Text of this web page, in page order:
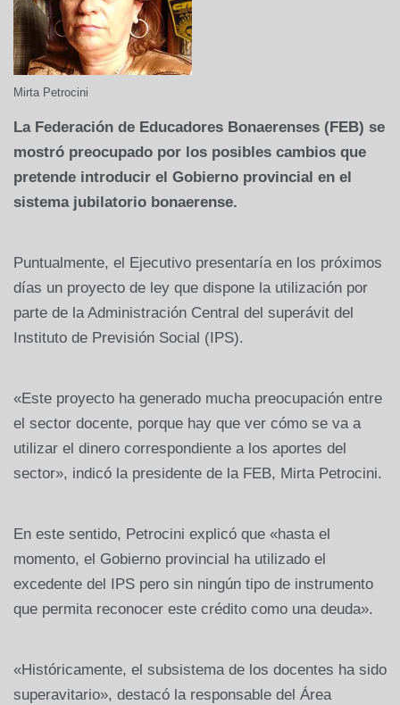
Mirta Petrocini
La Federación de Educadores Bonaerenses (FEB) se
mostró preocupado por los posibles cambios que
pretende introducir el Gobierno provincial en el
sistema jubilatorio bonaerense.
Puntualmente, el Ejecutivo presentaría en los próximos
días un proyecto de ley que dispone la utilización por
parte de la Administración Central del superávit del
Instituto de Previsión Social (IPS).
«Este proyecto ha generado mucha preocupación entre
el sector docente, porque hay que ver cómo se va a
utilizar el dinero correspondiente a los aportes del
sector», indicó la presidente de la FEB, Mirta Petrocini.
En este sentido, Petrocini explicó que «hasta el
momento, el Gobierno provincial ha utilizado el
excedente del IPS pero sin ningún tipo de instrumento
que permita reconocer este crédito como una deuda».
«Históricamente, el subsistema de los docentes ha sido
superavitario», destacó la responsable del Área